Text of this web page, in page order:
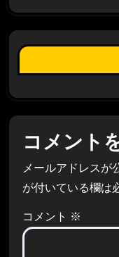
コメント
メールアドレスが
が付いている欄は
コメント ※